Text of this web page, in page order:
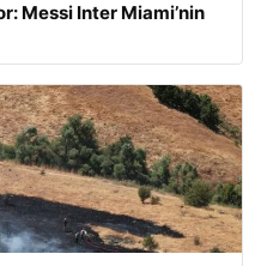
Messi Inter Miami’nin